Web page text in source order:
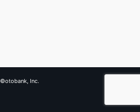
©otobank, Inc.